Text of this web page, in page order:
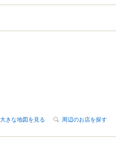
大きな地図を見る 周辺のお店を探す